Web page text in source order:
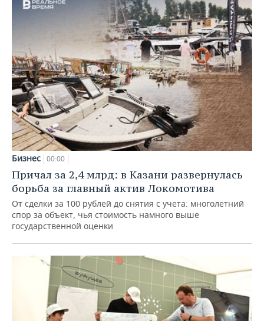
Бизнес 00:00
Причал за 2,4 млрд: в Казани развернулась
борьба за главный актив Локомотива
От сделки за 100 рублей до снятия с учета: многолетний
спор за объект, чья стоимость намного выше
государственной оценки